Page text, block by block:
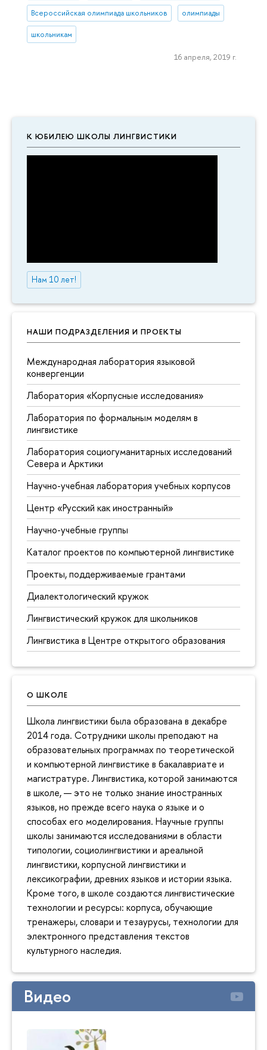
К ЮБИЛЕЮ ШКОЛЫ ЛИНГВИСТИКИ
Нам 10 лет!
НАШИ ПОДРАЗДЕЛЕНИЯ И ПРОЕКТЫ
Международная лаборатория языковой
конвергенции
Лаборатория «Корпусные исследования»
Лаборатория по формальным моделям в
лингвистике
Лаборатория социогуманитарных исследований
Севера и Арктики
Научно-учебная лаборатория учебных корпусов
Центр «Русский как иностранный»
Научно-учебные группы
Каталог проектов по компьютерной лингвистике
Проекты, поддерживаемые грантами
Диалектологический кружок
Лингвистический кружок для школьников
Лингвистика в Центре открытого образования
О ШКОЛЕ
Школа лингвистики была образована в декабре
2014 года. Сотрудники школы преподают на
образовательных программах по теоретической
и компьютерной лингвистике в бакалавриате и
магистратуре. Лингвистика, которой занимаются
в школе, — это не только знание иностранных
языков, но прежде всего наука о языке и о
способах его моделирования. Научные группы
школы занимаются исследованиями в области
типологии, социолингвистики и ареальной
лингвистики, корпусной лингвистики и
лексикографии, древних языков и истории языка.
Кроме того, в школе создаются лингвистические
технологии и ресурсы: корпуса, обучающие
тренажеры, словари и тезаурусы, технологии для
электронного представления текстов
культурного наследия.
Видео
Всероссийская олимпиада школьников олимпиады
школьникам
16 апреля, 2019 г.